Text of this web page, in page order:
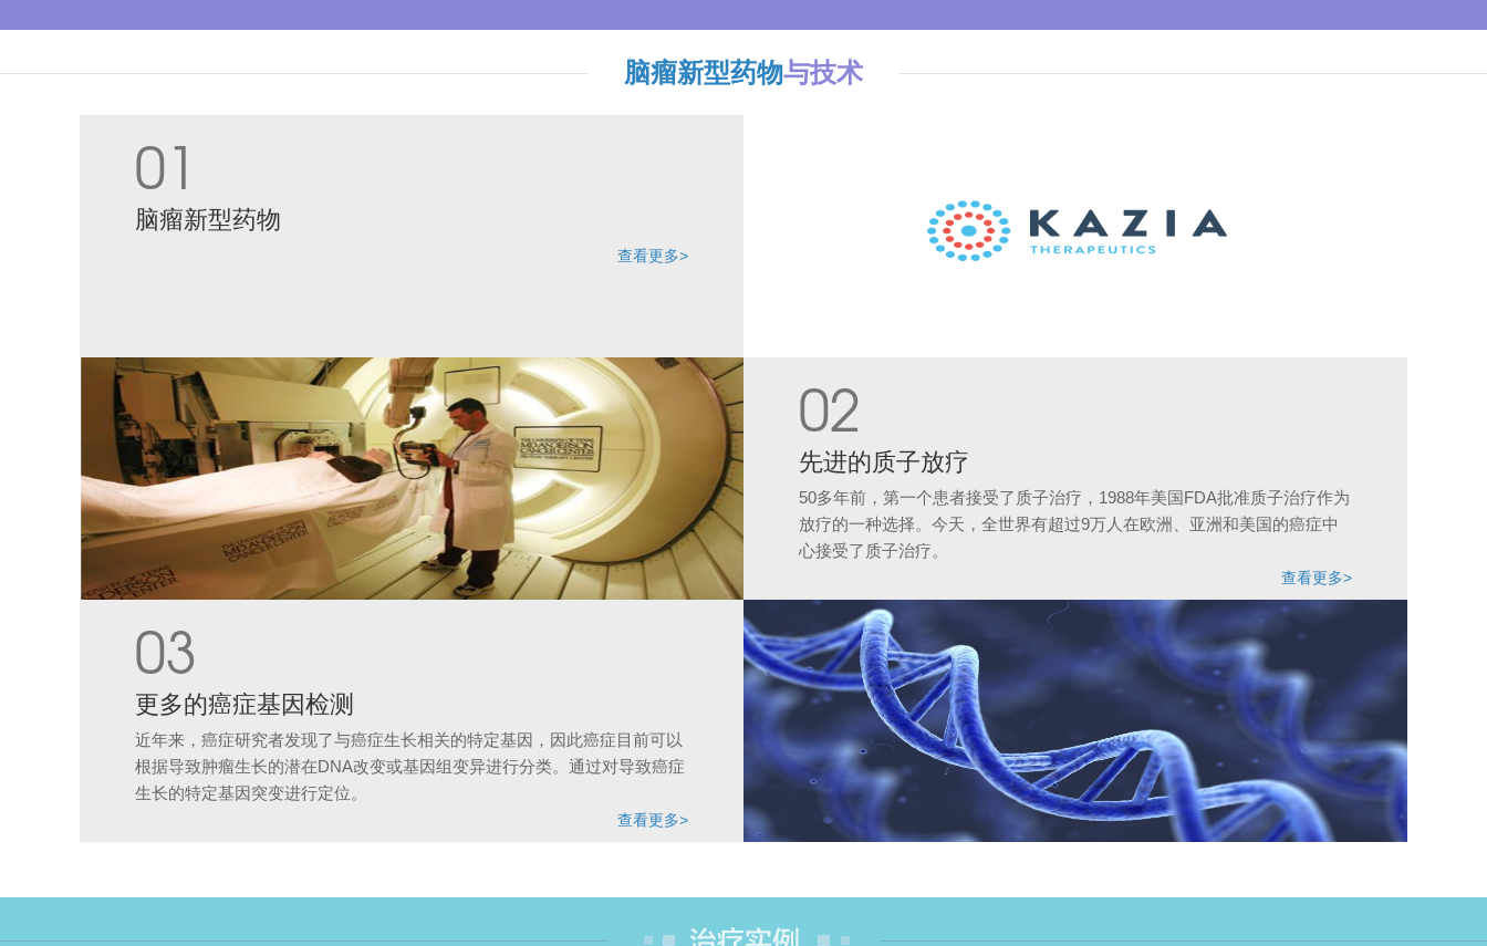
脑瘤新型药物与技术
01
脑瘤新型药物
查看更多>
02
先进的质子放疗
50多年前，第一个患者接受了质子治疗，1988年美国FDA批准质子治疗作为
放疗的一种选择。今天，全世界有超过9万人在欧洲、亚洲和美国的癌症中
心接受了质子治疗。
查看更多>
03
更多的癌症基因检测
近年来，癌症研究者发现了与癌症生长相关的特定基因，因此癌症目前可以
根据导致肿瘤生长的潜在DNA改变或基因组变异进行分类。通过对导致癌症
生长的特定基因突变进行定位。
查看更多>